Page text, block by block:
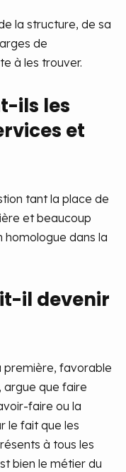
la structure, de sa
de
à les trouver.
ils les
et
tant la place de
et beaucoup
homologue dans la
il devenir
première, favorable
argue que faire
faire ou la
le fait que les
à tous les
bien le métier du